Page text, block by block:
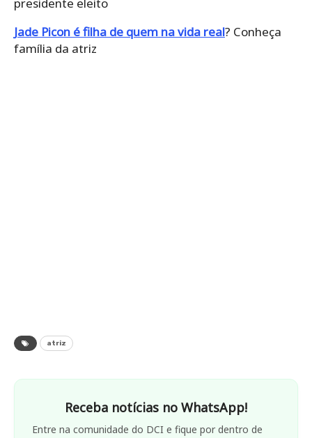
Jade Picon é filha de quem na vida real? Conheça
família da atriz
atriz
Receba notícias no WhatsApp!
Entre na comunidade do DCI e fique por dentro de